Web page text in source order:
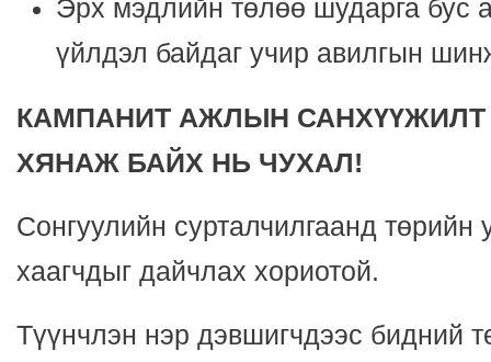
Эрх мэдлийн төлөө шударга бус
үйлдэл байдаг учир авилгын
КАМПАНИТ АЖЛЫН САНХҮҮЖИЛТ
ХЯНАЖ БАЙХ НЬ ЧУХАЛ!
Сонгуулийн сурталчилгаанд төрийн
хаагчдыг дайчлах хориотой.
Түүнчлэн нэр дэвшигчдээс бидний